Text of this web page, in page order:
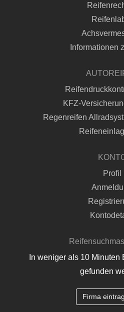
Informationen
KFZ-
Regenreifen
Profil
In weniger als 10 Minuten
gefunden
Firma